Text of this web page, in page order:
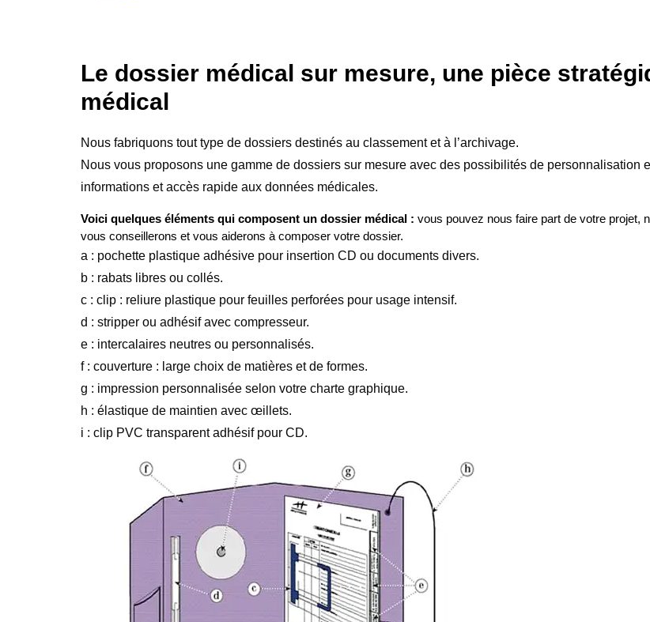
Le dossier médical sur mesure, une pièce
médical
Nous fabriquons tout type de dossiers destinés au classement et à l’archivage.
Nous vous proposons une gamme de dossiers sur mesure avec des possibilités de personnalisation
informations et accès rapide aux données médicales.
Voici quelques éléments qui composent un dossier médical : vous pouvez nous faire part de votre projet,
vous conseillerons et vous aiderons à composer votre dossier.
a : pochette plastique adhésive pour insertion CD ou documents divers.
b : rabats libres ou collés.
c : clip : reliure plastique pour feuilles perforées pour usage intensif.
d : stripper ou adhésif avec compresseur.
e : intercalaires neutres ou personnalisés.
f : couverture : large choix de matières et de formes.
g : impression personnalisée selon votre charte graphique.
h : élastique de maintien avec œillets.
i : clip PVC transparent adhésif pour CD.